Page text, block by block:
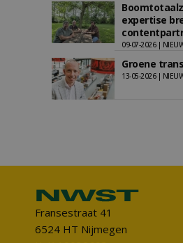
expertise
09-07-2026 |
Groene
13-05-2026 |
Fransestraat 41
6524 HT Nijmegen